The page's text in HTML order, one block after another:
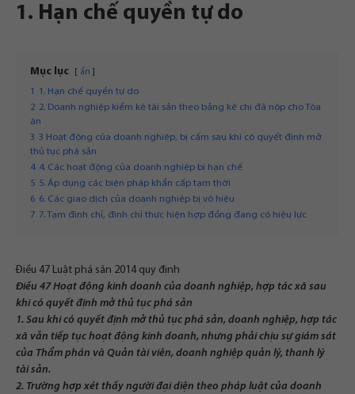
1. Hạn chế quyền tự do
Mục lục ẩn
1
1. Hạn chế quyền tự do
2 2. Doanh nghiệp kiểm kê tài sản theo bảng kê chi đã nộp cho Tòa
án
3 3 Hoạt động của doanh nghiệp, bị cấm sau khi có quyết định mở
thủ tục phá sản
4 4. Các hoạt động của doanh nghiệp bị hạn chế
5 5. Áp dụng các biện pháp khẩn cấp tạm thời
6 6. Các giao dịch của doanh nghiệp bị vô hiệu
7 7. Tạm đình chỉ, đình chỉ thực hiện hợp đồng đang có hiệu lực
Điều 47 Luật phá sản 2014 quy định
Điều 47 Hoạt động kinh doanh của doanh nghiệp, hợp tác xã sau
khi có quyết định mở thủ tục phá sản
1. Sau khi có quyết định mở thủ tục phá sản, doanh nghiệp, hợp tác
xã vẫn tiếp tục hoạt động kinh doanh, nhưng phải chịu sự giám sát
của Thẩm phán và Quản tài viên, doanh nghiệp quản lý, thanh lý
tài sản.
2. Trường hợp xét thấy người đại diện theo pháp luật của doanh